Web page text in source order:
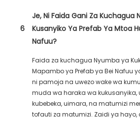
6
Je, Ni Faida Gani Za Kuchagua
Kusanyiko Ya Prefab Ya Mtoa
Nafuu?
Faida za kuchagua Nyumba ya
Mapambo ya Prefab ya Bei Nafuu
ni pamoja na uwezo wake wa
muda wa haraka wa kukusanyika,
kubebeka, uimara, na matumizi
tofauti za matumizi. Zaidi ya hayo,